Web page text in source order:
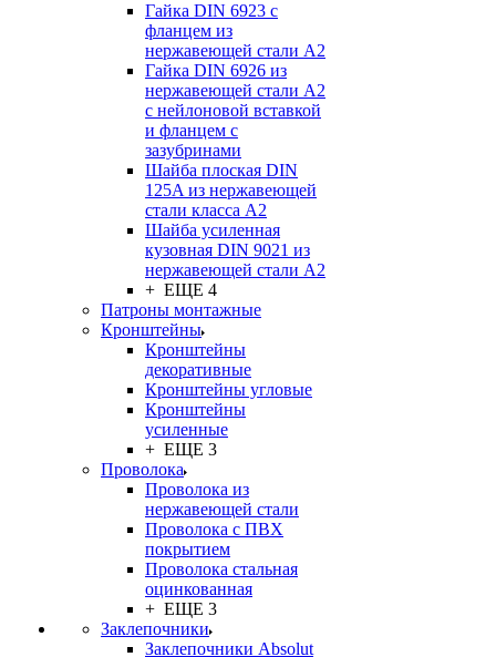
Гайка DIN 6923 с
фланцем из
нержавеющей стали А2
Гайка DIN 6926 из
нержавеющей стали А2
с нейлоновой вставкой
и фланцем с
зазубринами
Шайба плоская DIN
125A из нержавеющей
стали класса A2
Шайба усиленная
кузовная DIN 9021 из
нержавеющей стали А2
+ ЕЩЕ 4
Патроны монтажные
Кронштейны
Кронштейны
декоративные
Кронштейны угловые
Кронштейны
усиленные
+ ЕЩЕ 3
Проволока
Проволока из
нержавеющей стали
Проволока с ПВХ
покрытием
Проволока стальная
оцинкованная
+ ЕЩЕ 3
Заклепочники
Заклепочники Absolut